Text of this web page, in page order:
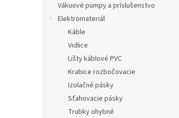
Vákuové pumpy a príslušenstvo
Elektromateriál
Káble
Vidlice
Lišty káblové PVC
Krabice rozbočovacie
Izolačné pásky
Sťahovacie pásky
Trubky ohybné